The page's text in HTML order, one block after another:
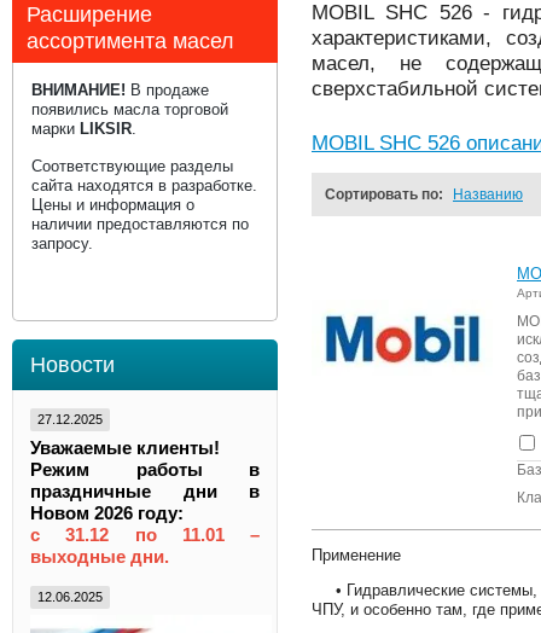
Расширение
ассортимента масел
ВНИМАНИЕ! В продаже
появились масла торговой
марки LIKSIR.
Соответствующие разделы
сайта находятся в разработке.
Цены и информация о
наличии предоставляются по
запросу.
Новости
27.12.2025
Уважаемые клиенты!
Режим работы в
праздничные дни в
Новом 2026 году:
с 31.12 по 11.01 –
выходные дни.
12.06.2025
MOBIL SHC 526 -
характеристиками,
масел, не
сверхстабильной
MOBIL SHC 526
Сортировать по: Названию
Применение
• Гидравлические системы,
ЧПУ, и особенно там, где